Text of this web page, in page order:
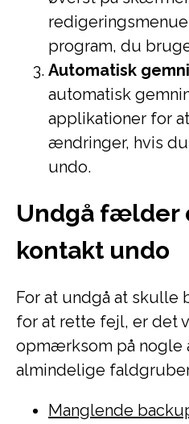
program, du
Automatisk
automatisk
applikationer for
ændringer, hvis
undo.
Undgå fælder
kontakt undo
For at undgå at skulle
for at rette fejl, er det
opmærksom på nogle
almindelige
Manglende